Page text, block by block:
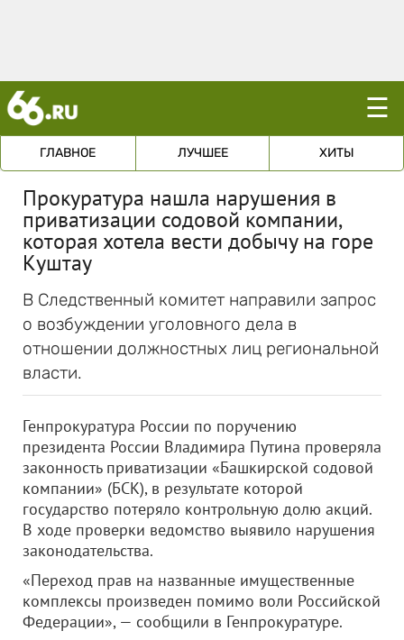
☰
ГЛАВНОЕ ЛУЧШЕЕ ХИТЫ
Прокуратура нашла нарушения в
приватизации содовой компании,
которая хотела вести добычу на горе
Куштау
В Следственный комитет направили запрос
о возбуждении уголовного дела в
отношении должностных лиц региональной
власти.
Генпрокуратура России по поручению
президента России Владимира Путина проверяла
законность приватизации «Башкирской содовой
компании» (БСК), в результате которой
государство потеряло контрольную долю акций.
В ходе проверки ведомство выявило нарушения
законодательства.
«Переход прав на названные имущественные
комплексы произведен помимо воли Российской
Федерации», — сообщили в Генпрокуратуре.